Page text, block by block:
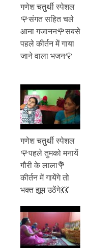
गणेश चतुर्थी स्पेशल
🌹संगत सहित चले
आना गजानन🌹सबसे
पहले कीर्तन में गाया
जाने वाला भजन🌹
गणेश चतुर्थी स्पेशल
🌹पहले तुमको मनायें
गौरी के लाला💐
कीर्तन में गायेंगे तो
भक्त झूम उठेंगे💃💃